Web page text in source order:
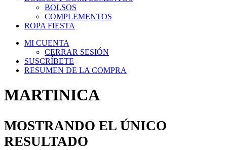
BOLSOS
COMPLEMENTOS
ROPA FIESTA
MI CUENTA
CERRAR SESIÓN
SUSCRÍBETE
RESUMEN DE LA COMPRA
MARTINICA
MOSTRANDO EL ÚNICO
RESULTADO